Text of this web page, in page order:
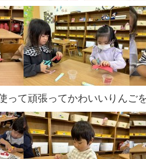
って頑張ってかわいいりんご